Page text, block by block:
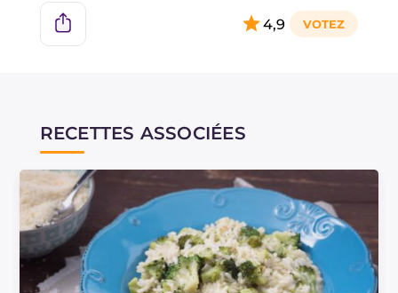
4,9
RECETTES ASSOCIÉES